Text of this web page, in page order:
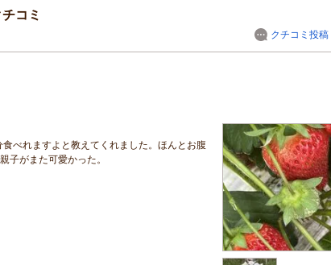
コミ
クチコミ投稿
べれますよと教えてくれました。ほんとお腹
子がまた可愛かった。